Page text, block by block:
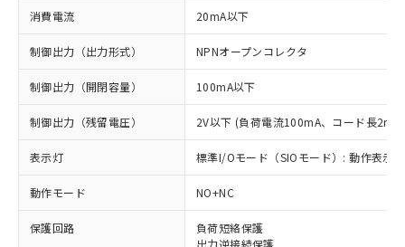
消費電流 20mA以下
制御出力（出力形式） NPNオープンコレクタ
制御出力（開閉容量） 100mA以下
制御出力（残留電圧） 2V以下 (負荷電流100mA、コード長2m
表示灯 標準I/Oモード（SIOモード）: 動作表示
動作モード NO+NC
保護回路
負荷短絡保護
出力逆接続保護